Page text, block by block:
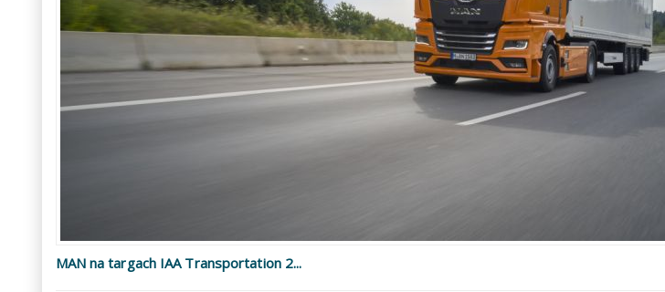
MAN na targach IAA Transportation 2...